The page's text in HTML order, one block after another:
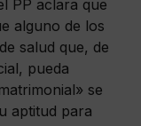
PP aclara que
alguno de los
salud que, de
pueda
se
aptitud para